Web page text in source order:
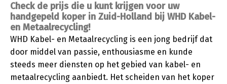
Check de prijs die u kunt krijgen voor uw
handgepeld koper in Zuid-Holland bij WHD Kabel-
en Metaalrecycling!
WHD Kabel- en Metaalrecycling is een jong bedrijf dat
door middel van passie, enthousiasme en kunde
steeds meer diensten op het gebied van kabel- en
metaalrecycling aanbiedt. Het scheiden van het koper